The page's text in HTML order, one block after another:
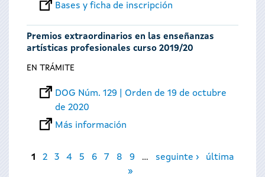
Bases y ficha de inscripción
Premios extraordinarios en las enseñanzas
artísticas profesionales curso 2019/20
EN TRÁMITE
DOG Núm. 129 | Orden de 19 de octubre
de 2020
Más información
Páginas
1 2 3 4 5 6 7 8 9 … seguinte ›
última
»